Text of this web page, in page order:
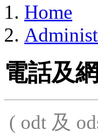
Home
電話及
( odt 及